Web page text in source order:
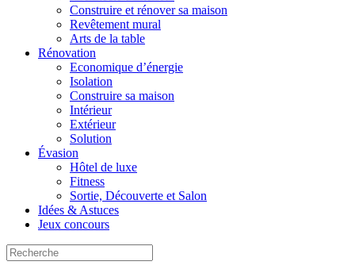
Construire et rénover sa maison
Revêtement mural
Arts de la table
Rénovation
Economique d’énergie
Isolation
Construire sa maison
Intérieur
Extérieur
Solution
Évasion
Hôtel de luxe
Fitness
Sortie, Découverte et Salon
Idées & Astuces
Jeux concours